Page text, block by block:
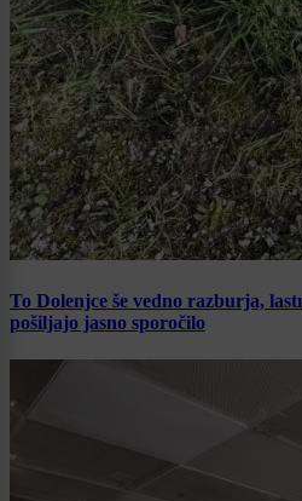
To Dolenjce še vedno razburja,
pošiljajo jasno sporočilo